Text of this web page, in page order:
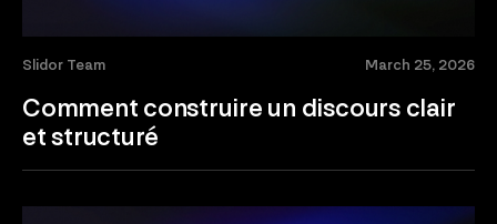
Slidor Team March 25, 2026
Comment construire un discours clair
et structuré